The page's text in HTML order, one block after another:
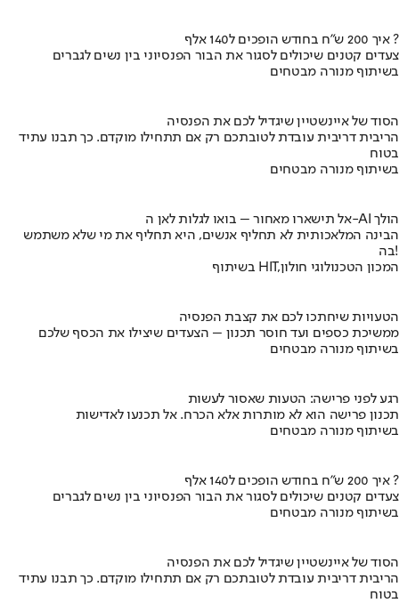
איך 200 ש"ח בחודש הופכים ל140 אלף ?
צעדים קטנים שיכולים לסגור את הבור הפנסיוני בין נשים לגברים
בשיתוף מנורה מבטחים
הסוד של איינשטיין שיגדיל לכם את הפנסיה
הריבית דריבית עובדת לטובתכם רק אם תתחילו מוקדם. כך תבנו עתיד
בטוח
בשיתוף מנורה מבטחים
אל תישארו מאחור – בואו לגלות לאן ה-AI הולך
הבינה המלאכותית לא תחליף אנשים, היא תחליף את מי שלא משתמש
בה!
בשיתוף HIT,המכון הטכנולוגי חולון
הטעויות שיחתכו לכם את קצבת הפנסיה
ממשיכת כספים ועד חוסר תכנון – הצעדים שיצילו את הכסף שלכם
בשיתוף מנורה מבטחים
רגע לפני פרישה: הטעות שאסור לעשות
תכנון פרישה הוא לא מותרות אלא הכרח. אל תכנעו לאדישות
בשיתוף מנורה מבטחים
איך 200 ש"ח בחודש הופכים ל140 אלף ?
צעדים קטנים שיכולים לסגור את הבור הפנסיוני בין נשים לגברים
בשיתוף מנורה מבטחים
הסוד של איינשטיין שיגדיל לכם את הפנסיה
הריבית דריבית עובדת לטובתכם רק אם תתחילו מוקדם. כך תבנו עתיד
בטוח